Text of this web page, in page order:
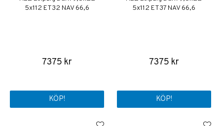
5x112 ET32 NAV 66,6
7375 kr
KÖP!
5x112 ET37 NAV 66,6
7375 kr
KÖP!